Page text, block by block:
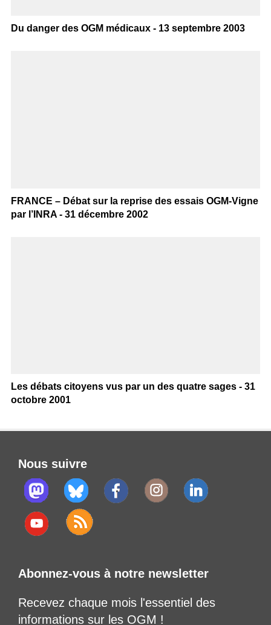
Du danger des OGM médicaux - 13 septembre 2003
FRANCE – Débat sur la reprise des essais OGM-Vigne
par l’INRA - 31 décembre 2002
Les débats citoyens vus par un des quatre sages - 31
octobre 2001
Nous suivre
Abonnez-vous à notre newsletter
Recevez chaque mois l'essentiel des
informations sur les OGM !